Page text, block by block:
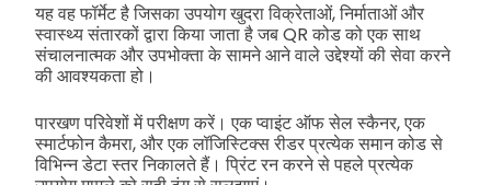
यह वह फॉर्मेट है जिसका उपयोग खुदरा विक्रेताओं, निर्माताओं और
स्वास्थ्य संतारकों द्वारा किया जाता है जब QR कोड को एक साथ
संचालनात्मक और उपभोक्ता के सामने आने वाले उद्देश्यों की सेवा करने
की आवश्यकता हो।
पारखण परिवेशों में परीक्षण करें। एक प्वाइंट ऑफ सेल स्कैनर, एक
स्मार्टफोन कैमरा, और एक लॉजिस्टिक्स रीडर प्रत्येक समान कोड से
विभिन्न डेटा स्तर निकालते हैं। प्रिंट रन करने से पहले प्रत्येक